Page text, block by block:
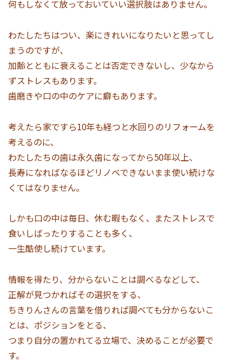
何もしなくて放っておいていい選択肢はありません。
わたしたちはつい、楽にきれいになりたいと思ってし
まうのですが、
加齢とともに衰えることは否定できないし、少なから
ずストレスもあります。
歯磨きや口の中のケアに癖もあります。
考えたら家ですら10年も経つと水回りのリフォームを
考えるのに、
わたしたちの歯は永久歯になってから50年以上、
長寿になればなるほどリノベできないまま使い続けな
くてはなりません。
しかも口の中は毎日、休む暇もなく、またストレスで
食いしばったりすることも多く、
一生酷使し続けています。
情報を得たり、分からないことは調べるなどして、
正解が見つかればその選択をする、
ちきりんさんの言葉を借りれば調べても分からないこ
とは、ポジションをとる、
つまり自分の置かれてる立場で、決めることが必要で
す。